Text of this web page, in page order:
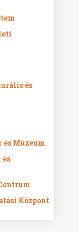
és
és Múzeum
Központ